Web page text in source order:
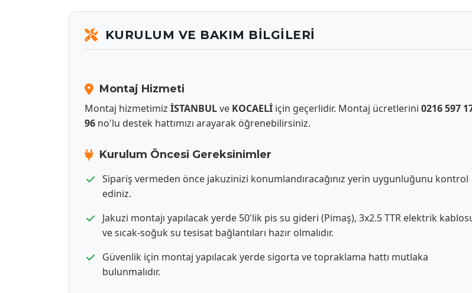
KURULUM VE BAKIM BILGILERI
Montaj Hizmeti
Montaj hizmetimiz İSTANBULve KOCAELİ için geçerlidir. Montaj ücretlerini 0216 597
96 no'lu destek hattımızı arayarak öğrenebilirsiniz.
Kurulum Öncesi Gereksinimler
Sipariş vermeden önce jakuzinizi konumlandıracağınız yerin uygunluğunu kontrol
ediniz.
Jakuzi montajı yapılacak yerde 50'lik pis su gideri (Pimaş), 3x2.5 TTR elektrik
ve sıcak-soğuk su tesisat bağlantıları hazır olmalıdır.
Güvenlik için montaj yapılacak yerde sigorta ve topraklama hattı mutlaka
bulunmalıdır.